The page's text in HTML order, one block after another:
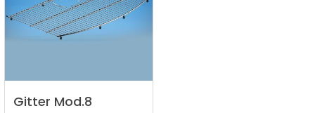
Gitter Mod.8